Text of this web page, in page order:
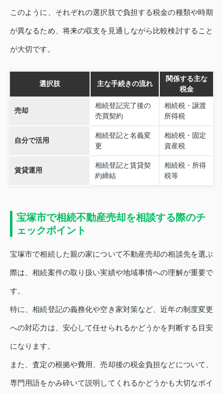
このように、それぞれの選択肢で負担する税金の種類や時期
が異なるため、将来の収支を見通しながら比較検討すること
が大切です。
選択肢 主な手続きの流れ
関係する主な
税金
売却
相続登記完了後の
売買契約
相続税・譲渡
所得税
自分で活用
相続登記と名義変
更
相続税・固定
資産税
賃貸運用
相続登記と賃貸契
約締結
相続税・所得
税等
宝塚市で相続不動産売却を相談する際のチ
ェックポイント
宝塚市で相続した親の家について不動産売却の相談先を選ぶ
際は、相続案件の取り扱い実績や地域事情への理解が重要で
す。
特に、相続登記の義務化や空き家対策など、近年の制度変更
への対応力は、安心して任せられるかどうかを判断する目安
になります。
また、査定の根拠や費用、売却後の税金負担などについて、
専門用語をかみ砕いて説明してくれるかどうかも大切なポイ